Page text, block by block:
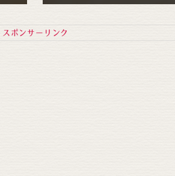
スポンサーリンク